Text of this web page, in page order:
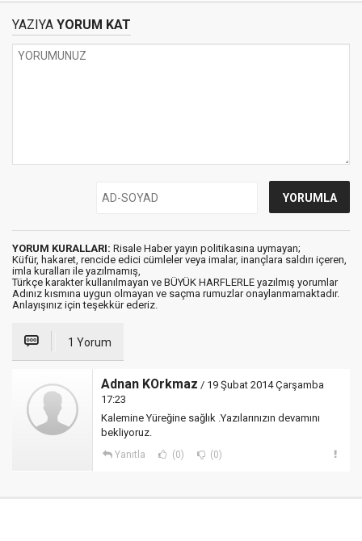
YAZIYA YORUM KAT
YORUM KURALLARI: Risale Haber yayın politikasına uymayan;
Küfür, hakaret, rencide edici cümleler veya imalar, inançlara saldırı içeren,
imla kuralları ile yazılmamış,
Türkçe karakter kullanılmayan ve BÜYÜK HARFLERLE yazılmış yorumlar
Adınız kısmına uygun olmayan ve saçma rumuzlar onaylanmamaktadır.
Anlayışınız için teşekkür ederiz.
1 Yorum
Adnan KOrkmaz / 19 Şubat 2014 Çarşamba
17:23
Kalemine Yüreğine sağlık .Yazılarınızın devamını
bekliyoruz.
Yanıtla (0) (0)